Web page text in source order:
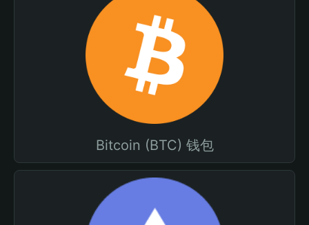
Bitcoin (BTC) 钱包